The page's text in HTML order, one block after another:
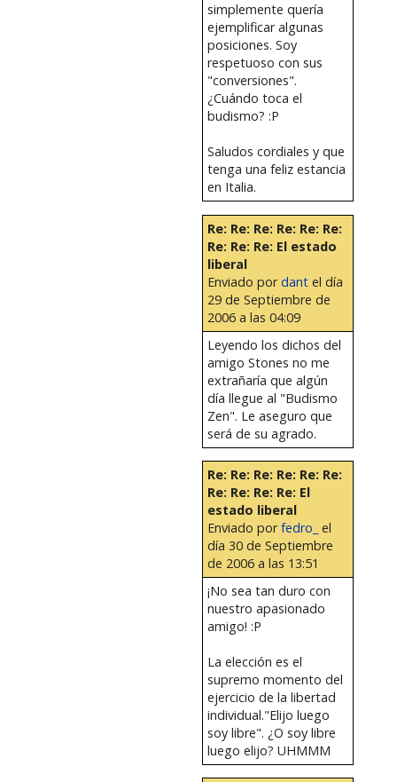
simplemente quería
ejemplificar algunas
posiciones. Soy
respetuoso con sus
"conversiones".
¿Cuándo toca el
budismo? :P
Saludos cordiales y que
tenga una feliz estancia
en Italia.
Re: Re: Re: Re: Re: Re:
Re: Re: Re: El estado
liberal
Enviado pordantel día
29 de Septiembre de
2006 a las 04:09
Leyendo los dichos del
amigo Stones no me
extrañaría que algún
día llegue al "Budismo
Zen". Le aseguro que
será de su agrado.
Re: Re: Re: Re: Re: Re:
Re: Re: Re: Re: El
estado liberal
Enviado porfedro_ el
día 30 de Septiembre
de 2006 a las 13:51
¡No sea tan duro con
nuestro apasionado
amigo! :P
La elección es el
supremo momento del
ejercicio de la libertad
individual."Elijo luego
soy libre". ¿O soy libre
luego elijo? UHMMM